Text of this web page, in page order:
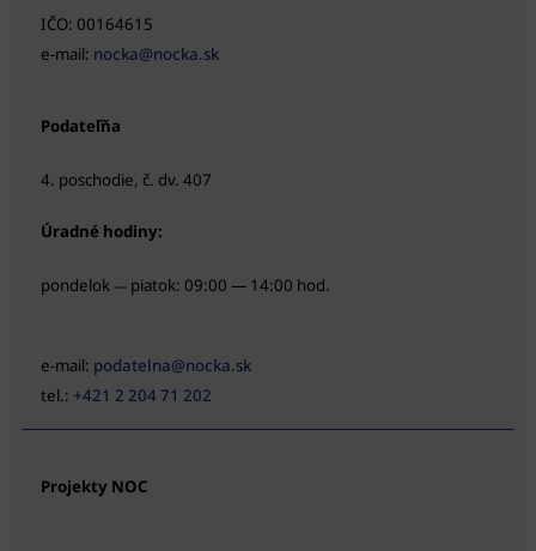
IČO: 00164615
e-mail: nocka@nocka.sk
Podateľňa
4. poschodie, č. dv. 407
Úradné hodiny:
pondelok — piatok: 09:00 — 14:00 hod.
e-mail: podatelna@nocka.sk
tel.: +421 2 204 71 202
Projekty NOC